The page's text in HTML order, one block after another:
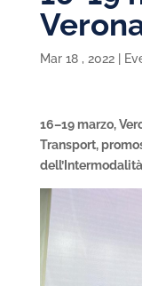
Mar 18 , 2022|
16–19 marzo,
Transport,